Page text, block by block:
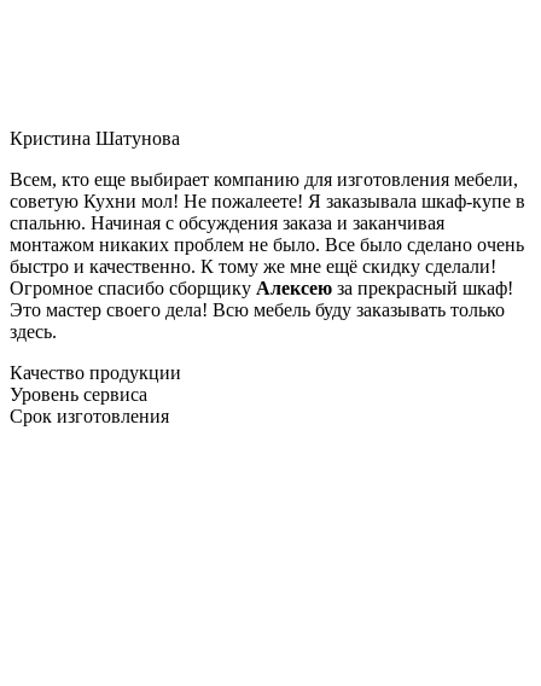
Кристина Шатунова
Всем, кто еще выбирает компанию для изготовления мебели,
советую Кухни мол! Не пожалеете! Я заказывала шкаф-купе в
спальню. Начиная с обсуждения заказа и заканчивая
монтажом никаких проблем не было. Все было сделано очень
быстро и качественно. К тому же мне ещё скидку сделали!
Огромное спасибо сборщику Алексею за прекрасный шкаф!
Это мастер своего дела! Всю мебель буду заказывать только
здесь.
Качество продукции
Уровень сервиса
Срок изготовления